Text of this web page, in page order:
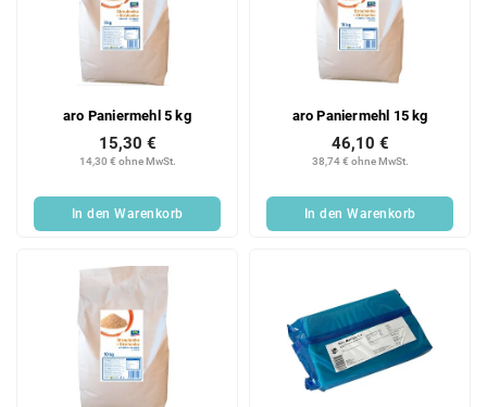
aro Paniermehl 5 kg
14,30 € ohne MwSt.
15,30 €
In den Warenkorb
aro Paniermehl 15 kg
38,74 € ohne MwSt.
46,10 €
In den Warenkorb